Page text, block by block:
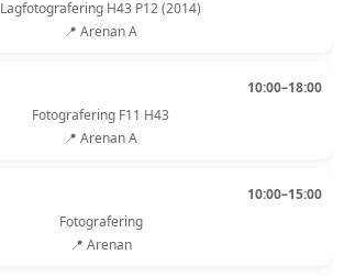
Lagfotografering H43 P12 (2014)
📍 Arenan A
10:00–18:00
Fotografering F11 H43
📍 Arenan A
10:00–15:00
Fotografering
📍 Arenan